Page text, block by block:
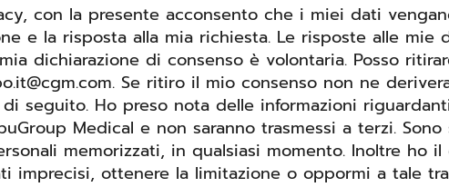
con la presente acconsento che i miei dati
e la risposta alla mia richiesta. Le risposte alle mie
dichiarazione di consenso è volontaria. Posso
Se ritiro il mio consenso non ne
Ho preso nota delle informazioni riguardanti i miei diritti. I
Medical e non saranno trasmessi a terzi.
memorizzati, in qualsiasi momento. Inoltre ho
imprecisi, ottenere la limitazione o oppormi a tale